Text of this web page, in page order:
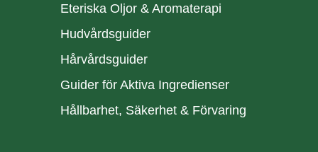
Eteriska Oljor & Aromaterapi
Hudvårdsguider
Hårvårdsguider
Guider för Aktiva Ingredienser
Hållbarhet, Säkerhet & Förvaring